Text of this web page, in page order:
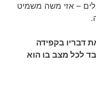
– אזי משה משמיט
דבריו בקפידה
לכל מצב בו הוא